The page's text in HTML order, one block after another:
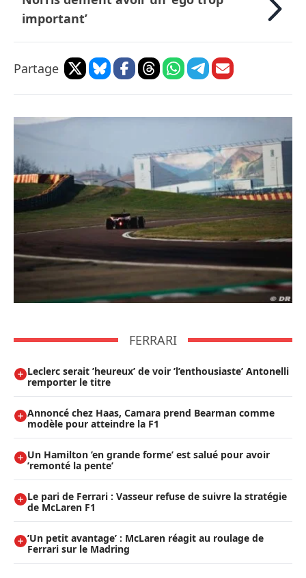
important’
Partage
FERRARI
Leclerc serait ’heureux’ de voir ’l’enthousiaste’ Antonelli
remporter le titre
Annoncé chez Haas, Camara prend Bearman comme
modèle pour atteindre la F1
Un Hamilton ’en grande forme’ est salué pour avoir
’remonté la pente’
Le pari de Ferrari : Vasseur refuse de suivre la stratégie
de McLaren F1
’Un petit avantage’ : McLaren réagit au roulage de
Ferrari sur le Madring